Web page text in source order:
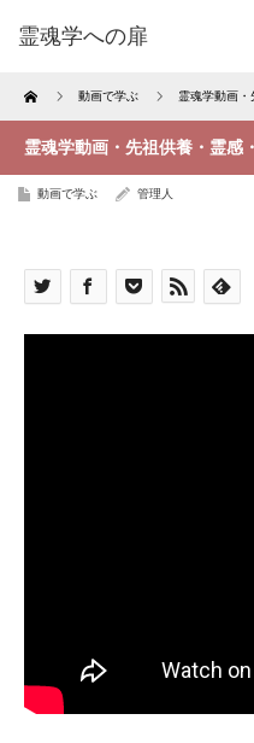
霊魂学への扉
Home 動画で学ぶ 霊魂学動画
霊魂学動画・先祖供養・霊感
動画で学ぶ 管理人